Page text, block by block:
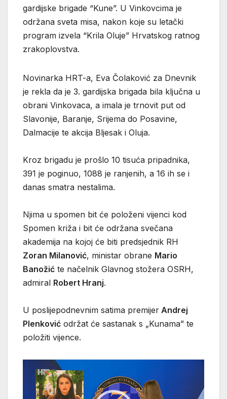
gardijske brigade “Kune”. U Vinkovcima je
održana sveta misa, nakon koje su letački
program izvela “Krila Oluje” Hrvatskog ratnog
zrakoplovstva.
Novinarka HRT-a, Eva Čolaković za Dnevnik
je rekla da je 3. gardijska brigada bila ključna u
obrani Vinkovaca, a imala je trnovit put od
Slavonije, Baranje, Srijema do Posavine,
Dalmacije te akcija Bljesak i Oluja.
Kroz brigadu je prošlo 10 tisuća pripadnika,
391 je poginuo, 1088 je ranjenih, a 16 ih se i
danas smatra nestalima.
Njima u spomen bit će položeni vijenci kod
Spomen križa i bit će održana svečana
akademija na kojoj će biti predsjednik RH
Zoran Milanović, ministar obrane Mario
Banožić te načelnik Glavnog stožera OSRH,
admiral Robert Hranj.
U poslijepodnevnim satima premijer Andrej
Plenković održat će sastanak s „Kunama” te
položiti vijence.
Reproduktor
videozapisa